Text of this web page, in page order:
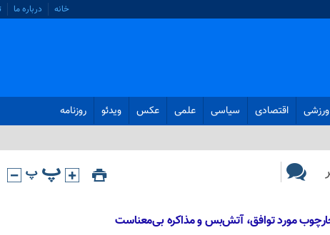
خانه درباره ما
ورزشی اقتصادی سیاسی علمی عکس ویدئو روزنامه